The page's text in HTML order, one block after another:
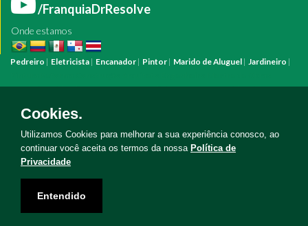
/FranquiaDrResolve
Onde estamos
Pedreiro | Eletricista | Encanador | Pintor | Marido de Aluguel | Jardineiro |
Bombeiro HidráulicoManutenção PredialManutenção Residencial
ReformaServiço Eletricista
HidráulicaServiço PedreiroServiço Construção
Cookies.
Utilizamos Cookies para melhorar a sua experiência conosco, ao
continuar você aceita os termos da nossa Política de
Privacidade
Entendido